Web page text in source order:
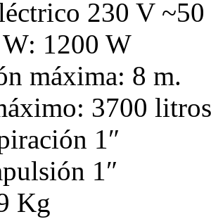
230 V ~50
1200 W
máxima: 8 m.
3700
1″
1″
Kg